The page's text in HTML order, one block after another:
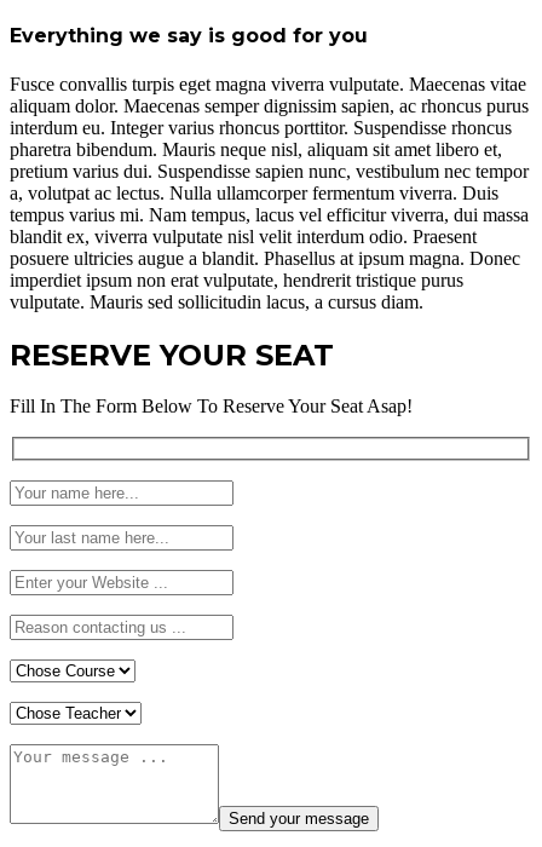
Everything we say is good for you
Fusce convallis turpis eget magna viverra vulputate. Maecenas vitae
aliquam dolor. Maecenas semper dignissim sapien, ac rhoncus purus
interdum eu. Integer varius rhoncus porttitor. Suspendisse rhoncus
pharetra bibendum. Mauris neque nisl, aliquam sit amet libero et,
pretium varius dui. Suspendisse sapien nunc, vestibulum nec tempor
a, volutpat ac lectus. Nulla ullamcorper fermentum viverra. Duis
tempus varius mi. Nam tempus, lacus vel efficitur viverra, dui massa
blandit ex, viverra vulputate nisl velit interdum odio. Praesent
posuere ultricies augue a blandit. Phasellus at ipsum magna. Donec
imperdiet ipsum non erat vulputate, hendrerit tristique purus
vulputate. Mauris sed sollicitudin lacus, a cursus diam.
RESERVE YOUR SEAT
Fill In The Form Below To Reserve Your Seat Asap!